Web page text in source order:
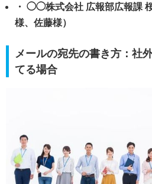
・ ◯◯株式会社 広報部広報課
様、佐藤様）
メールの宛先の書き方：社
てる場合